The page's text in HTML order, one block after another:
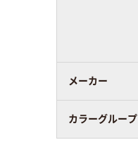
メーカー
カラーグループ